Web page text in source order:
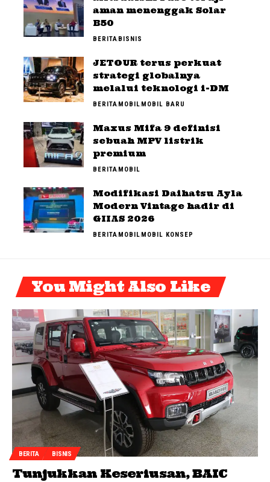
aman menenggak Solar
B50
BERITABISNIS
JETOUR terus perkuat
strategi globalnya
melalui teknologi i-DM
BERITAMOBIL MOBIL BARU
Maxus Mifa 9 definisi
sebuah MPV listrik
premium
BERITAMOBIL
Modifikasi Daihatsu Ayla
Modern Vintage hadir di
GIIAS 2026
BERITAMOBIL MOBIL KONSEP
You Might Also Like
BERITA BISNIS
Tunjukkan Keseriusan, BAIC